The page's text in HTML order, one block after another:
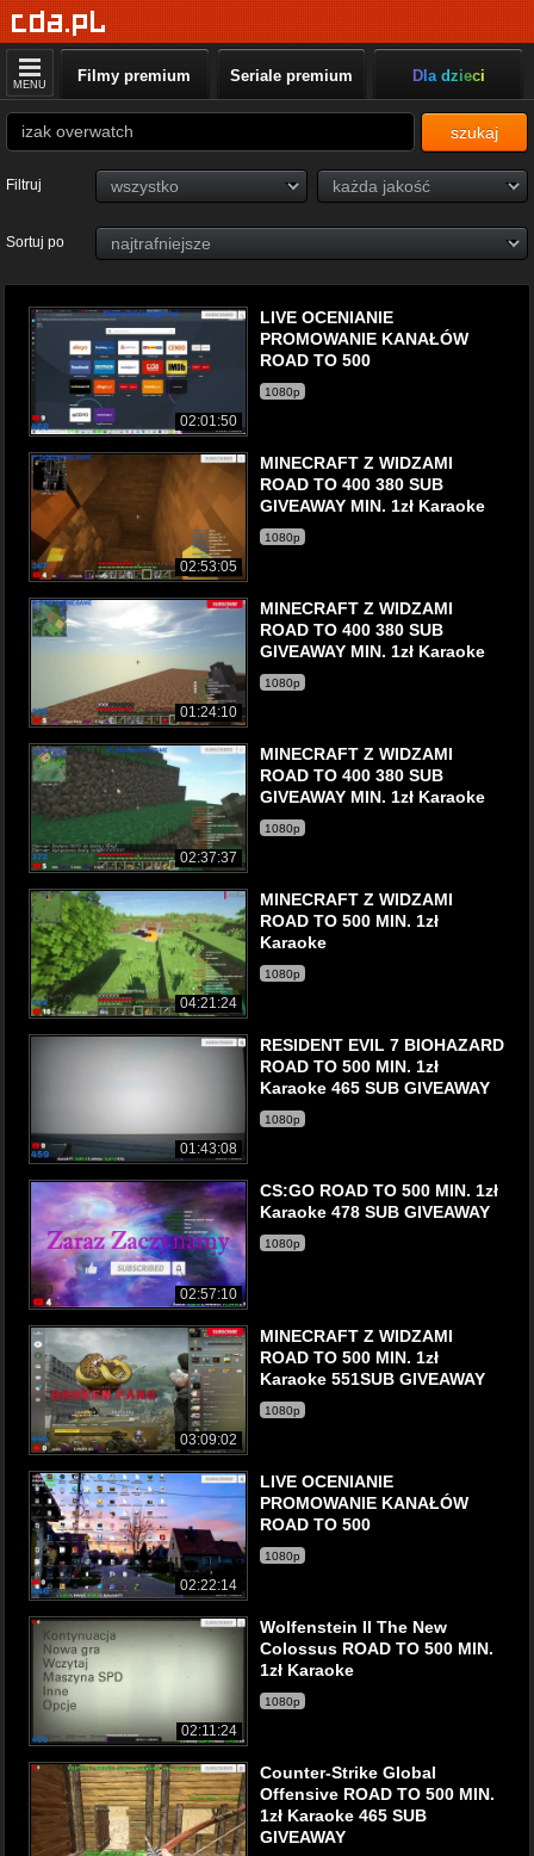
MENU Filmy premium Seriale premium Dla dzieci
szukaj
Filtruj
Sortuj po
02:01:50
LIVE OCENIANIE
PROMOWANIE KANAŁÓW
ROAD TO 500
1080p
02:53:05
MINECRAFT Z WIDZAMI
ROAD TO 400 380 SUB
GIVEAWAY MIN. 1zł Karaoke
1080p
01:24:10
MINECRAFT Z WIDZAMI
ROAD TO 400 380 SUB
GIVEAWAY MIN. 1zł Karaoke
1080p
02:37:37
MINECRAFT Z WIDZAMI
ROAD TO 400 380 SUB
GIVEAWAY MIN. 1zł Karaoke
1080p
04:21:24
MINECRAFT Z WIDZAMI
ROAD TO 500 MIN. 1zł
Karaoke
1080p
01:43:08
RESIDENT EVIL 7 BIOHAZARD
ROAD TO 500 MIN. 1zł
Karaoke 465 SUB GIVEAWAY
1080p
02:57:10
CS:GO ROAD TO 500 MIN. 1zł
Karaoke 478 SUB GIVEAWAY
1080p
03:09:02
MINECRAFT Z WIDZAMI
ROAD TO 500 MIN. 1zł
Karaoke 551SUB GIVEAWAY
1080p
02:22:14
LIVE OCENIANIE
PROMOWANIE KANAŁÓW
ROAD TO 500
1080p
02:11:24
Wolfenstein II The New
Colossus ROAD TO 500 MIN.
1zł Karaoke
1080p
Counter-Strike Global
Offensive ROAD TO 500 MIN.
1zł Karaoke 465 SUB
GIVEAWAY